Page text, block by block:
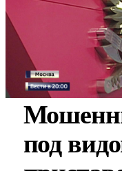
под